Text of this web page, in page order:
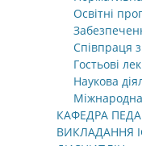
Освітні
Співпраця
Гостьові
Наукова
Міжнародна
КАФЕДРА
ВИКЛАДАННЯ